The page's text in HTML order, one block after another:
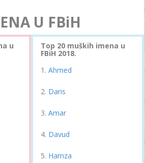
U FBiH
u Top 20 muških imena u
FBiH 2018.
Ahmed
Daris
Amar
Davud
Hamza